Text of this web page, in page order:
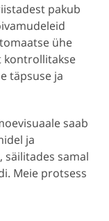
pakub
ühe
kontrollitakse
täpsuse ja
saab
ja
säilitades samal
Meie protsess